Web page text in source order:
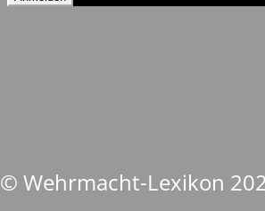
© Wehrmacht-Lexikon